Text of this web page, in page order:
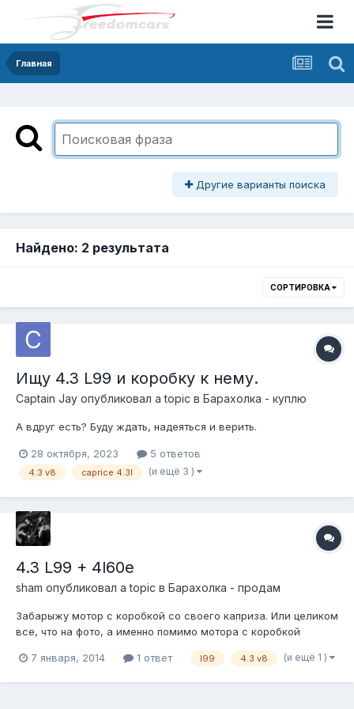
Главная
Другие варианты поиска
Найдено: 2 результата
СОРТИРОВКА
Ищу 4.3 L99 и коробку к нему.
Captain Jay опубликовал a topic в Барахолка - куплю
А вдруг есть? Буду ждать, надеяться и верить.
28 октября, 2023 5 ответов
4.3 v8 caprice 4.3l (и ещё 3 )
4.3 L99 + 4l60e
sham опубликовал a topic в Барахолка - продам
Забарыжу мотор с коробкой со своего каприза. Или целиком
все, что на фото, а именно помимо мотора с коробкой
пружины и т.д. Будет свап, агрегаты не нужны. Все это ездило
7 января, 2014 1 ответ l99 4.3 v8 (и ещё 1 )